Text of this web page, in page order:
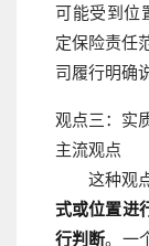
可能受到位
定保险责任
司履行明确
观点三：实
主流观点
这种观
式或位置进
行判断。一